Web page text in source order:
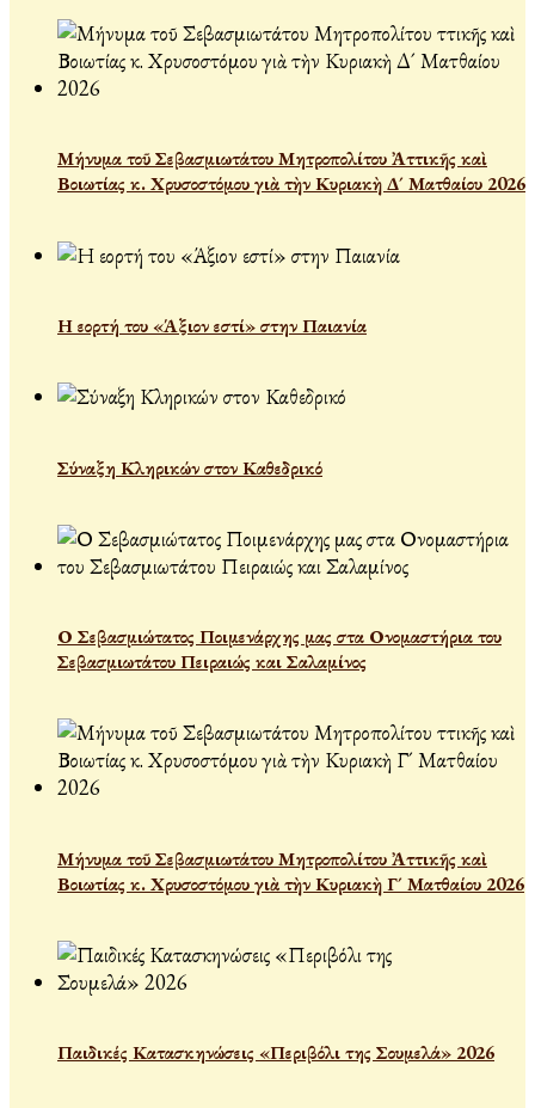
Μήνυμα τοῦ Σεβασμιωτάτου Μητροπολίτου Ἀττικῆς καὶ
Βοιωτίας κ. Χρυσοστόμου γιὰ τὴν Κυριακὴ Δ´ Ματθαίου 2026
Η εορτή του «Άξιον εστί» στην Παιανία
Σύναξη Κληρικών στον Καθεδρικό
Ο Σεβασμιώτατος Ποιμενάρχης μας στα Ονομαστήρια του
Σεβασμιωτάτου Πειραιώς και Σαλαμίνος
Μήνυμα τοῦ Σεβασμιωτάτου Μητροπολίτου Ἀττικῆς καὶ
Βοιωτίας κ. Χρυσοστόμου γιὰ τὴν Κυριακὴ Γ´ Ματθαίου 2026
Παιδικές Κατασκηνώσεις «Περιβόλι της Σουμελά» 2026